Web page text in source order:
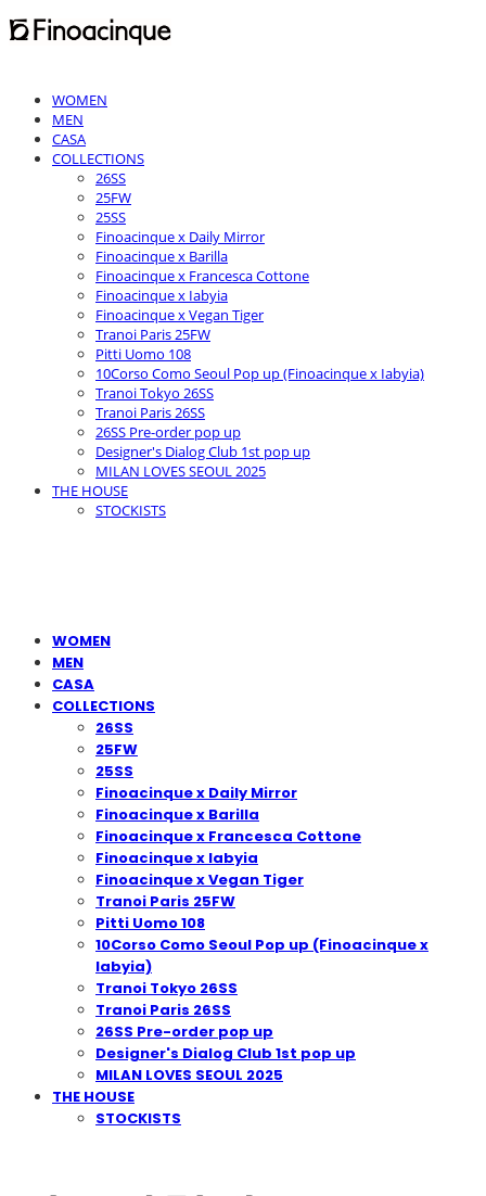
WOMEN
MEN
CASA
COLLECTIONS
26SS
25FW
25SS
Finoacinque x Daily Mirror
Finoacinque x Barilla
Finoacinque x Francesca Cottone
Finoacinque x Iabyia
Finoacinque x Vegan Tiger
Tranoi Paris 25FW
Pitti Uomo 108
10Corso Como Seoul Pop up (Finoacinque x Iabyia)
Tranoi Tokyo 26SS
Tranoi Paris 26SS
26SS Pre-order pop up
Designer's Dialog Club 1st pop up
MILAN LOVES SEOUL 2025
THE HOUSE
STOCKISTS
WOMEN
MEN
CASA
COLLECTIONS
26SS
25FW
25SS
Finoacinque x Daily Mirror
Finoacinque x Barilla
Finoacinque x Francesca Cottone
Finoacinque x Iabyia
Finoacinque x Vegan Tiger
Tranoi Paris 25FW
Pitti Uomo 108
10Corso Como Seoul Pop up (Finoacinque x
Iabyia)
Tranoi Tokyo 26SS
Tranoi Paris 26SS
26SS Pre-order pop up
Designer's Dialog Club 1st pop up
MILAN LOVES SEOUL 2025
THE HOUSE
STOCKISTS